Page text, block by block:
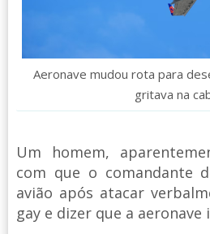
Aeronave mudou rota para
gritava na
Um homem,
com que o comandante
avião após atacar
gay e dizer que a aeronave